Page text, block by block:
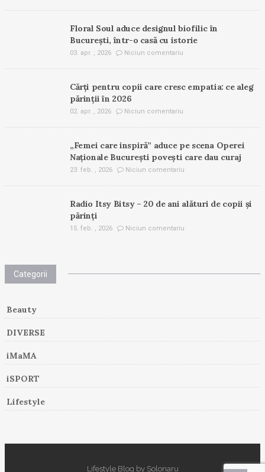
Floral Soul aduce designul biofilic în
București, într-o casă cu istorie
03. apr. , 2026 Niciun comentariu
Cărți pentru copii care cresc empatia: ce aleg
părinții în 2026
02. apr. , 2026 Niciun comentariu
„Femei care inspiră” aduce pe scena Operei
Naționale București povești care dau curaj
23. feb. , 2026 Niciun comentariu
Radio Itsy Bitsy – 20 de ani alături de copii și
părinți
15. feb. , 2026 Niciun comentariu
Categorii
Beauty
DIVERSE
iMaMA
iSPORT
Lifestyle
Lifestyle Blog by Solonaru